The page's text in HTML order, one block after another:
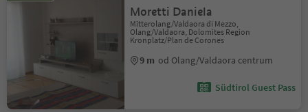
Moretti Daniela
Mitterolang/Valdaora di Mezzo,
Olang/Valdaora, Dolomites Region
Kronplatz/Plan de Corones
9 m od Olang/Valdaora centrum
Südtirol Guest Pass